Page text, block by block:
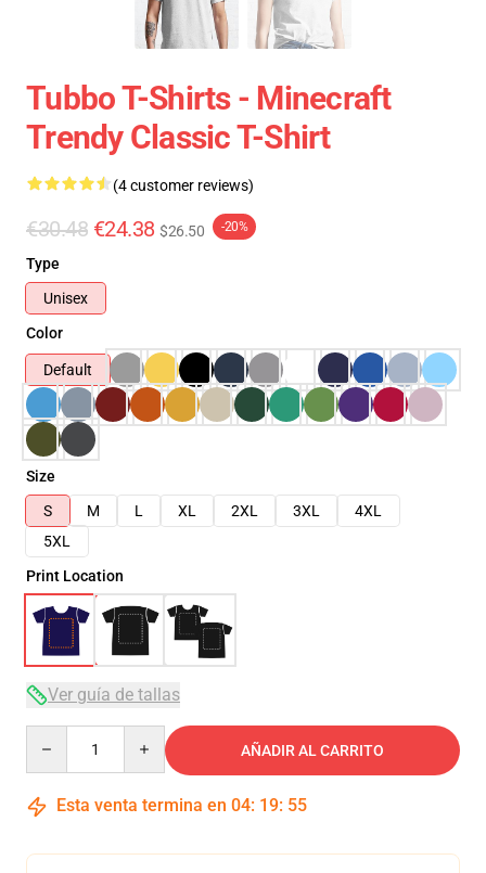
Tubbo T-Shirts - Minecraft
Trendy Classic T-Shirt
(4 customer reviews)
€30.48 €24.38 $26.50 -20%
Type
Unisex
Color
Default
Size
S
M L XL 2XL 3XL
4XL
5XL
Print Location
Ver guía de tallas
AÑADIR AL CARRITO
Esta venta termina en 04: 19: 54